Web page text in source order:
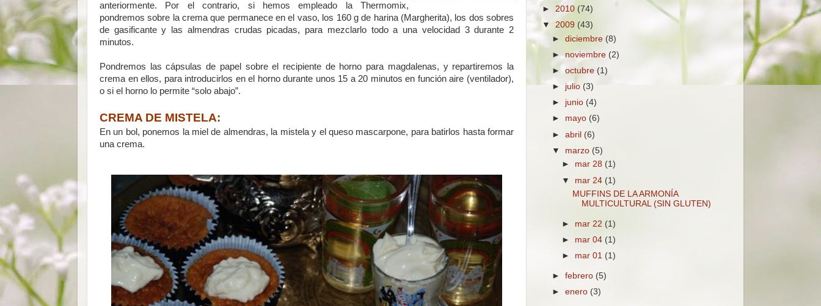
anteriormente. Por el contrario, si hemos empleado la Thermomix,
pondremos sobre la crema que permanece en el vaso, los 160 g de harina (Margherita), los dos sobres
de gasificante y las almendras crudas picadas, para mezclarlo todo a una velocidad 3 durante 2
minutos.
Pondremos las cápsulas de papel sobre el recipiente de horno para magdalenas, y repartiremos la
crema en ellos, para introducirlos en el horno durante unos 15 a 20 minutos en función aire (ventilador),
o si el horno lo permite “solo abajo”.
CREMA DE MISTELA:
En un bol, ponemos la miel de almendras, la mistela y el queso mascarpone, para batirlos hasta formar
una crema.
► 2010 (74)
▼ 2009 (43)
►diciembre (8)
►noviembre (2)
►octubre(1)
►julio (3)
► junio (4)
► mayo (6)
►abril (6)
▼ marzo (5)
► mar 28 (1)
▼ mar 24 (1)
MUFFINS DE LA ARMONÍA
MULTICULTURAL (SIN GLUTEN)
► mar 22 (1)
► mar 04 (1)
► mar 01 (1)
►febrero (5)
►enero (3)